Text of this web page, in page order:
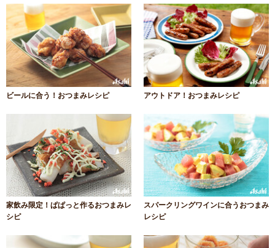
ビールに合う！おつまみレシピ アウトドア！おつまみレシピ
家飲み限定！ぱぱっと作るおつまみレ
シピ
スパークリングワインに合うおつまみ
レシピ